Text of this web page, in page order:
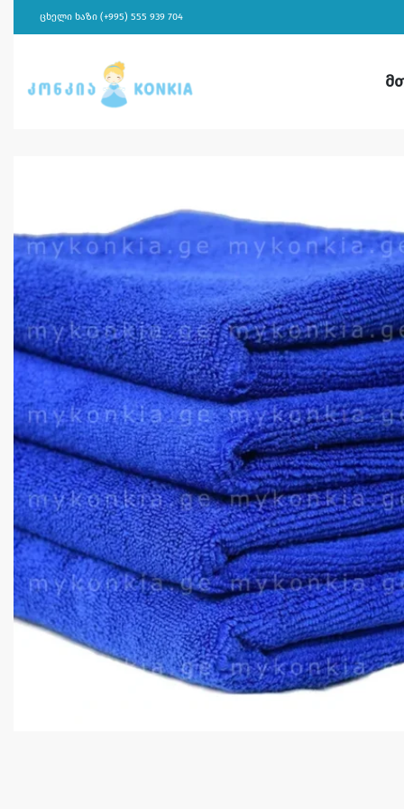
ცხელი ხაზი (+995) 555 939 704